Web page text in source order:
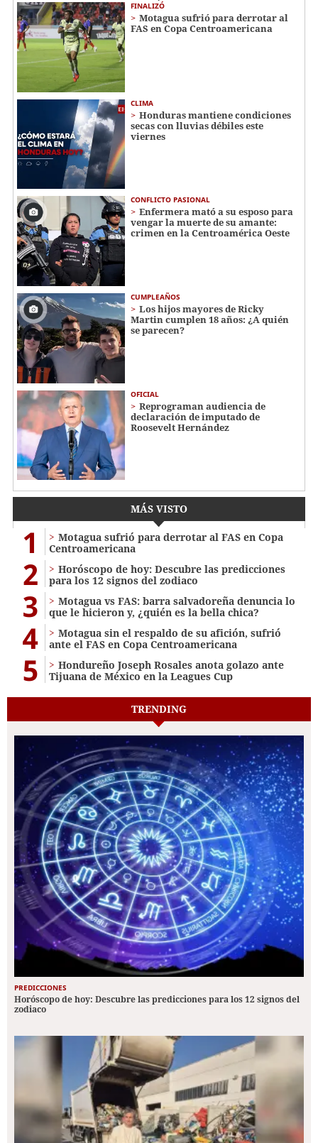
FINALIZÓ
Motagua sufrió para derrotar al
FAS en Copa Centroamericana
CLIMA
Honduras mantiene condiciones
secas con lluvias débiles este
viernes
CONFLICTO PASIONAL
Enfermera mató a su esposo para
vengar la muerte de su amante:
crimen en la Centroamérica Oeste
CUMPLEAÑOS
Los hijos mayores de Ricky
Martin cumplen 18 años: ¿A quién
se parecen?
OFICIAL
Reprograman audiencia de
declaración de imputado de
Roosevelt Hernández
MÁS VISTO
1
Motagua sufrió para derrotar al FAS en Copa
Centroamericana
2
Horóscopo de hoy: Descubre las predicciones
para los 12 signos del zodiaco
3
Motagua vs FAS: barra salvadoreña denuncia lo
que le hicieron y, ¿quién es la bella chica?
4
Motagua sin el respaldo de su afición, sufrió
ante el FAS en Copa Centroamericana
5
Hondureño Joseph Rosales anota golazo ante
Tijuana de México en la Leagues Cup
TRENDING
PREDICCIONES
Horóscopo de hoy: Descubre las predicciones para los 12 signos del
zodiaco